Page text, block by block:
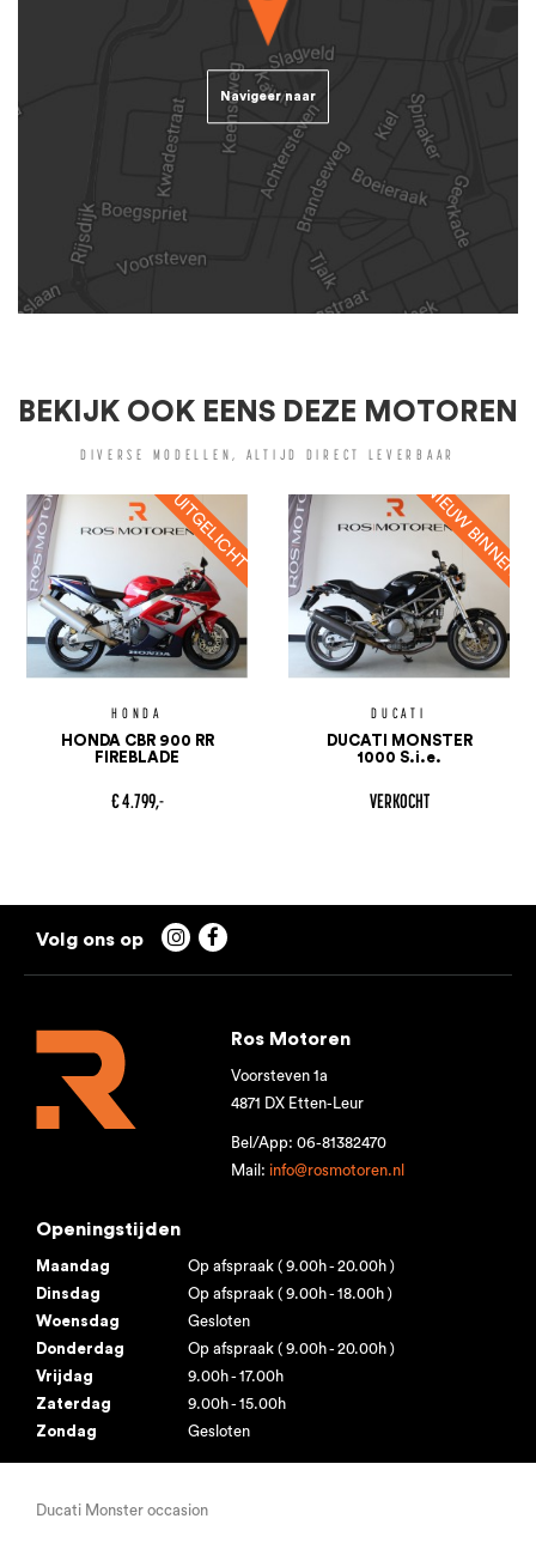
Navigeer naar
BEKIJK OOK EENS DEZE MOTOREN
DIVERSE MODELLEN, ALTIJD DIRECT LEVERBAAR
HONDA
HONDA CBR 900 RR
FIREBLADE
€ 4.799,-
DUCATI
DUCATI MONSTER
1000 S.i.e.
VERKOCHT
 
Ros Motoren
Voorsteven 1a
4871 DX Etten-Leur
Bel/App: 06-81382470
Mail:info@rosmotoren.nl
Openingstijden
Maandag
Op afspraak ( 9.00h - 20.00h )
Dinsdag
Op afspraak ( 9.00h - 18.00h )
Woensdag
Gesloten
Donderdag
Op afspraak ( 9.00h - 20.00h )
Vrijdag
9.00h - 17.00h
Zaterdag
9.00h - 15.00h
Zondag
Gesloten
Ducati Monster occasion